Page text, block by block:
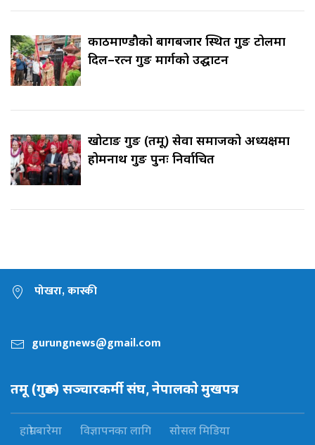
काठमाण्डौको बागबजार स्थित गुरुङ टोलमा
दिल–रत्न गुरुङ मार्गको उद्घाटन
खोटाङ गुरुङ (तमू) सेवा समाजको अध्यक्षमा
होमनाथ गुरुङ पुनः निर्वाचित
पोखरा, कास्की
gurungnews@gmail.com
तमू (गुरूङ) सञ्चारकर्मी संघ, नेपालकाे मुखपत्र
हाम्रो बारेमा विज्ञापनका लागि सोसल मिडिया